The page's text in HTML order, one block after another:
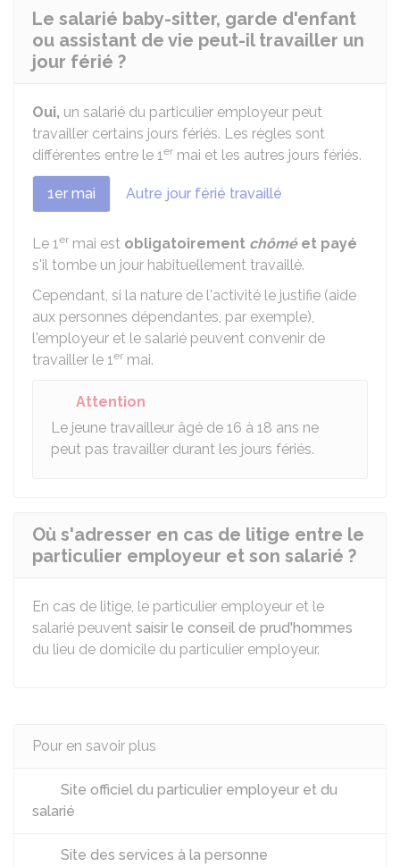
Le salarié baby-sitter, garde d'enfant
ou assistant de vie peut-il travailler un
jour férié ?
Oui, un salarié du particulier employeur peut
travailler certains jours fériés. Les règles sont
différentes entre le 1er mai et les autres jours fériés.
1er mai Autre jour férié travaillé
Le 1er mai est obligatoirement chôméet payé
s'il tombe un jour habituellement travaillé.
Cependant, si la nature de l'activité le justifie (aide
aux personnes dépendantes, par exemple),
l'employeur et le salarié peuvent convenir de
travailler le 1er mai.
Attention
Le jeune travailleur âgé de 16 à 18 ans ne
peut pas travailler durant les jours fériés.
Où s'adresser en cas de litige entre le
particulier employeur et son salarié ?
En cas de litige, le particulier employeur et le
salarié peuvent saisir le conseil de prud'hommes
du lieu de domicile du particulier employeur.
Pour en savoir plus
Site officiel du particulier employeur et du
salarié
Site des services à la personne